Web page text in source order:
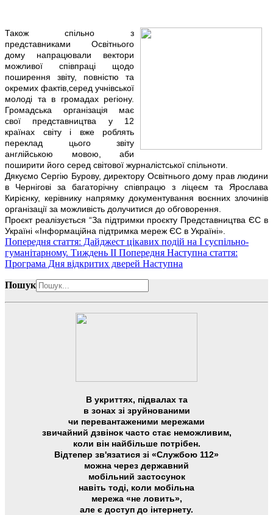
Також спільно з
представниками Освітнього
дому напрацювали вектори
можливої співпраці щодо
поширення звіту, повністю та
окремих фактів,серед учнівської
молоді та в громадах регіону.
Громадська організація має
свої представництва у 12
країнах світу і вже роблять
переклад цього звіту
англійською мовою, аби
поширити його серед світової журналістської спільноти.
Дякуємо Сергію Бурову, директору Освітнього дому прав людини
в Чернігові за багаторічну співпрацю з ліцеєм та Ярослава
Кирієнку, керівнику напрямку документування воєнних злочинів
організації за можливість долучитися до обговорення.
Проєкт реалізується “За підтримки проєкту Представництва ЄС в
Україні «Інформаційна підтримка мереж ЄС в Україні».
Попередня стаття: Дайджест цікавих подій на І суспільно-
гуманітарному. Тиждень ІІ Попередня Наступна стаття:
Програма Дня відкритих дверей Наступна
Пошук
В укриттях, підвалах та
в зонах зі зруйнованими
чи перевантаженими мережами
звичайний дзвінок часто стає неможливим,
коли він найбільше потрібен.
Відтепер зв'язатися зі «Службою 112»
можна через державний
мобільний застосунок
навіть тоді, коли мобільна
мережа «не ловить»,
але є доступ до інтернету.